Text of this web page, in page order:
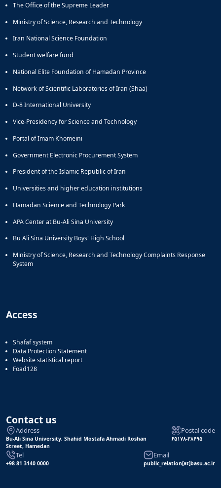
The Office of the Supreme Leader
Ministry of Science, Research and Technology
Iran National Science Foundation
Student welfare fund
National Elite Foundation of Hamadan Province
Network of Scientific Laboratories of Iran (Shaa)
D-8 International University
Vice-Presidency for Science and Technology
Portal of Imam Khomeini
Government Electronic Procurement System
President of the Islamic Republic of Iran
Universities and higher education institutions
Hamadan Science and Technology Park
APA Center at Bu-Ali Sina University
Bu Ali Sina University Boys' High School
Ministry of Science, Research and Technology Complaints Response
System
Access
Shafaf system
Data Protection Statement
Website statistical report
Foad128
Contact us
Address
Bu-Ali Sina University, Shahid Mostafa Ahmadi Roshan
Street, Hamedan
Postal code
۶۵۱۷۸-۳۸۶۹۵
Tel
+98 81 3140 0000
Email
public_relation[at]basu.ac.ir